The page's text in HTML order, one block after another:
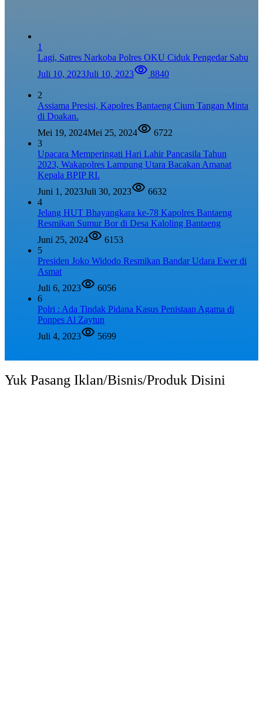
1
Lagi, Satres Narkoba Polres OKU Ciduk Pengedar Sabu
Juli 10, 2023Juli 10, 2023 8840
2
Assiama Presisi, Kapolres Bantaeng Cium Tangan Minta
di Doakan.
Mei 19, 2024Mei 25, 2024
6722
3
Upacara Memperingati Hari Lahir Pancasila Tahun
2023, Wakapolres Lampung Utara Bacakan Amanat
Kepala BPIP RI.
Juni 1, 2023Juli 30, 2023
6632
4
Jelang HUT Bhayangkara ke-78 Kapolres Bantaeng
Resmikan Sumur Bor di Desa Kaloling Bantaeng
Juni 25, 2024
6153
5
Presiden Joko Widodo Resmikan Bandar Udara Ewer di
Asmat
Juli 6, 2023
6056
6
Polri : Ada Tindak Pidana Kasus Penistaan Agama di
Ponpes Al Zaytun
Juli 4, 2023
5699
Yuk Pasang Iklan/Bisnis/Produk Disini